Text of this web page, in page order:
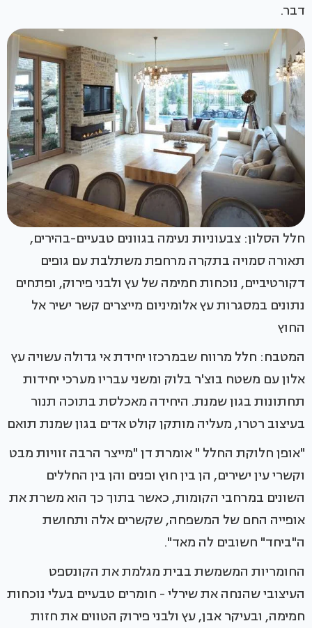
דבר.
חלל הסלון: צבעוניות נעימה בגוונים טבעיים-בהירים,
תאורה סמויה בתקרה מרחפת משתלבת עם גופים
דקורטיביים, נוכחות חמימה של עץ ולבני פירוק, ופתחים
נתונים במסגרות עץ אלומיניום מייצרים קשר ישיר אל
החוץ
המטבח: חלל מרווח שבמרכזו יחידת אי גדולה עשויה עץ
אלון עם משטח בוצ'ר בלוק ומשני עבריו מערכי יחידות
תחתונות בגון שמנת. היחידה מאכלסת בתוכה תנור
בעיצוב רטרו, מעליה מותקן קולט אדים בגון שמנת תואם
"אופן חלוקת החלל " אומרת דן "מייצר הרבה זוויות מבט
וקשרי עין ישירים, הן בין חוץ ופנים והן בין החללים
השונים במרחבי הקומות, כאשר בתוך כך הוא משרת את
אופייה החם של המשפחה, שקשרים אלה ותחושת
ה"ביחד" חשובים לה מאד".
החומריות המשמשת בבית מגלמת את הקונספט
העיצובי שהנחה את שירלי - חומרים טבעיים בעלי נוכחות
חמימה, ובעיקר אבן, עץ ולבני פירוק הטווים את חזות